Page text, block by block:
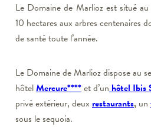
Le Domaine de Marlioz est situé
10 hectares aux arbres centenaires
de santé toute l’année.
Le Domaine de Marlioz dispose au
hôtelMercure****et d’un hôtel Ibis
privé extérieur, deux restaurants, un
sous le sequoia.